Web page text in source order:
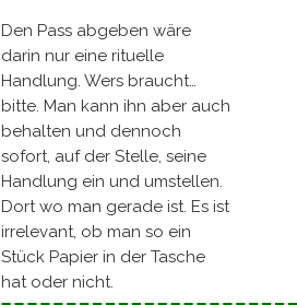
Den Pass abgeben wäre
darin nur eine rituelle
Handlung. Wers braucht…
bitte. Man kann ihn aber auch
behalten und dennoch
sofort, auf der Stelle, seine
Handlung ein und umstellen.
Dort wo man gerade ist. Es ist
irrelevant, ob man so ein
Stück Papier in der Tasche
hat oder nicht.